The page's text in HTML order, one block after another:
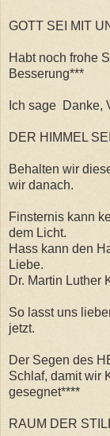
GOTT SEI MIT
Habt noch frohe
Besserung***
Ich sage Danke,
DER HIMMEL
Behalten wir
wir danach.
Finsternis kann
dem Licht.
Hass kann den
Liebe.
Dr. Martin Luther
So lasst uns
jetzt.
Der Segen des
Schlaf, damit wir
gesegnet****
RAUM DER